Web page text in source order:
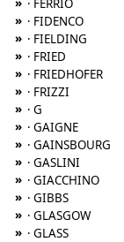
· FERRIO
» · FIDENCO
» · FIELDING
» · FRIED
» · FRIEDHOFER
» · FRIZZI
» · G
» · GAIGNE
» · GAINSBOURG
» · GASLINI
» · GIACCHINO
» · GIBBS
» · GLASGOW
» · GLASS